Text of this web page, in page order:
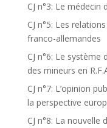
CJ n°3: Le médecin
CJ n°5: Les
franco-allemandes
CJ n°6: Le
des mineurs en
CJ n°7: L’opinion
la perspective
CJ n°8: La